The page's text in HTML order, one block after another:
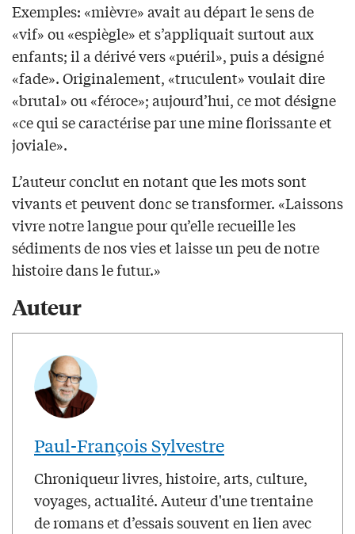
Exemples: «mièvre» avait au départ le sens de
«vif» ou «espiègle» et s’appliquait surtout aux
enfants; il a dérivé vers «puéril», puis a désigné
«fade». Originalement, «truculent» voulait dire
«brutal» ou «féroce»; aujourd’hui, ce mot désigne
«ce qui se caractérise par une mine florissante et
joviale».
L’auteur conclut en notant que les mots sont
vivants et peuvent donc se transformer. «Laissons
vivre notre langue pour qu’elle recueille les
sédiments de nos vies et laisse un peu de notre
histoire dans le futur.»
Auteur
Paul-François Sylvestre
Chroniqueur livres, histoire, arts, culture,
voyages, actualité. Auteur d'une trentaine
de romans et d’essais souvent en lien avec